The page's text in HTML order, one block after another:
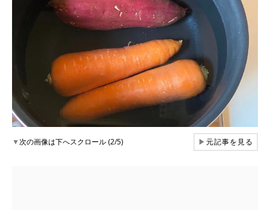
▼次の画像は下へスクロール (2/5) ▶元記事を見る